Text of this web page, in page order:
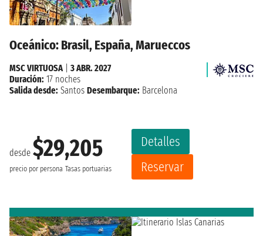
Oceánico: Brasil, España, Marueccos
desde $29,205
precio por persona Tasas portuarias
Detalles
Reservar
MSC VIRTUOSA| 3 ABR. 2027
Duración: 17 noches
Salida desde: Santos Desembarque: Barcelona